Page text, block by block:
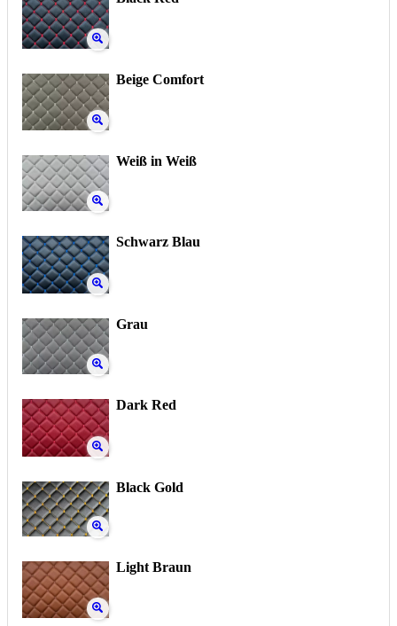
Beige Comfort
Weiß in Weiß
Schwarz Blau
Grau
Dark Red
Black Gold
Light Braun